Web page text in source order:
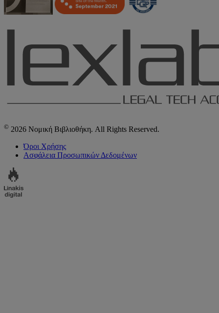
© 2026 Νομική Βιβλιοθήκη. All Rights Reserved.
Όροι Χρήσης
Ασφάλεια Προσωπικών Δεδομένων